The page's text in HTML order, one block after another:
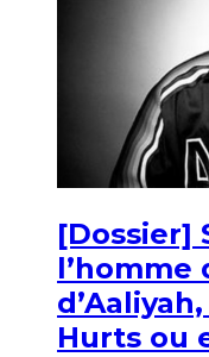
[Dossier]
Hurts ou